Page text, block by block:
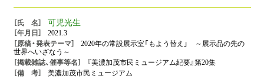
可児光生
2021.3
2020年の常設展示室「もよう替え」 ～展示品の先の
世界へいざなう～
『美濃加茂市民ミュージアム紀要』第20集
美濃加茂市民ミュージアム